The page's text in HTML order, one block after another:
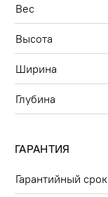
Вес
Высота
Ширина
Глубина
ГАРАНТИЯ
Гарантийный срок